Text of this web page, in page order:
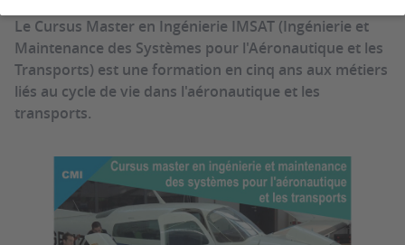
Le Cursus Master en Ingénierie IMSAT (Ingénierie et
Maintenance des Systèmes pour l'Aéronautique et les
Transports) est une formation en cinq ans aux métiers
liés au cycle de vie dans l'aéronautique et les
transports.